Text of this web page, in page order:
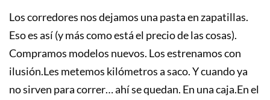
Los corredores nos dejamos una pasta en zapatillas.
Eso es así (y más como está el precio de las cosas).
Compramos modelos nuevos. Los estrenamos con
ilusión.Les metemos kilómetros a saco. Y cuando ya
no sirven para correr… ahí se quedan. En una caja.En el